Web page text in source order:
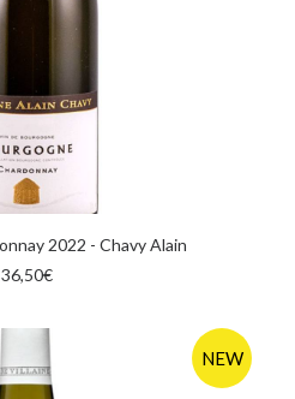
AL CARRELLO
2022 - Chavy Alain
36,50€
NEW